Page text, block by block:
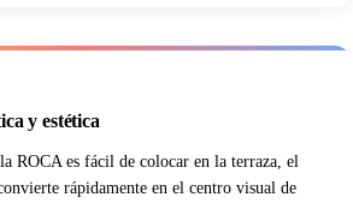
y estética
ROCA es fácil de colocar en la terraza, el
rápidamente en el centro visual de